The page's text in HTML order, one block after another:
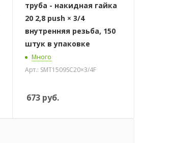
труба - накидная гайка
20 2,8 push × 3/4
внутренняя резьба, 150
штук в упаковке
Много
Арт.: SMT1509SC20×3/4F
673руб.